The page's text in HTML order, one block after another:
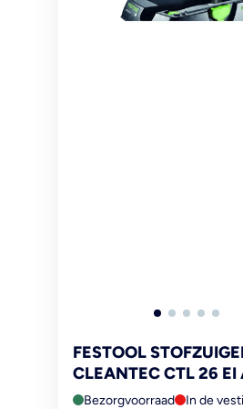
FESTOOL
CLEANTEC CTL 26 EI
RENOFIX
Bezorgvoorraad In de